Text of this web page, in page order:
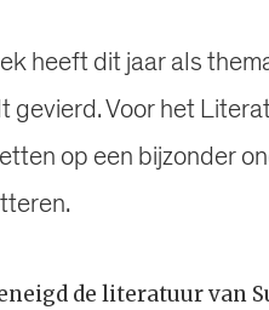
heeft dit jaar als
gevierd. Voor het
op een bijzonder
de literatuur van